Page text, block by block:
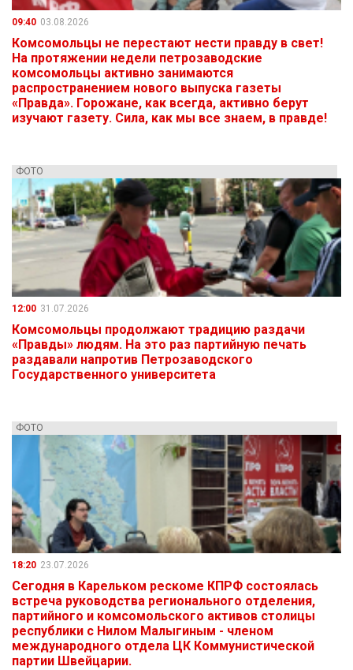
09:40 03.08.2026
Комсомольцы не перестают нести правду в свет!
На протяжении недели петрозаводские
комсомольцы активно занимаются
распространением нового выпуска газеты
«Правда». Горожане, как всегда, активно берут
изучают газету. Сила, как мы все знаем, в правде!
ФОТО
12:00 31.07.2026
Комсомольцы продолжают традицию раздачи
«Правды» людям. На это раз партийную печать
раздавали напротив Петрозаводского
Государственного университета
ФОТО
18:20 23.07.2026
Сегодня в Карельком рескоме КПРФ состоялась
встреча руководства регионального отделения,
партийного и комсомольского активов столицы
республики с Нилом Малыгиным - членом
международного отдела ЦК Коммунистической
партии Швейцарии.